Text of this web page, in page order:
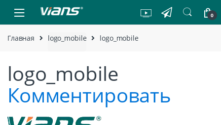
Skip to navigation
Skip to content
0
Главная logo_mobile logo_mobile
logo_mobile
Комментировать